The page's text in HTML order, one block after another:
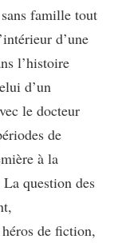
famille tout
d’une
l’histoire
d’un
le docteur
de
à la
question des
de fiction,